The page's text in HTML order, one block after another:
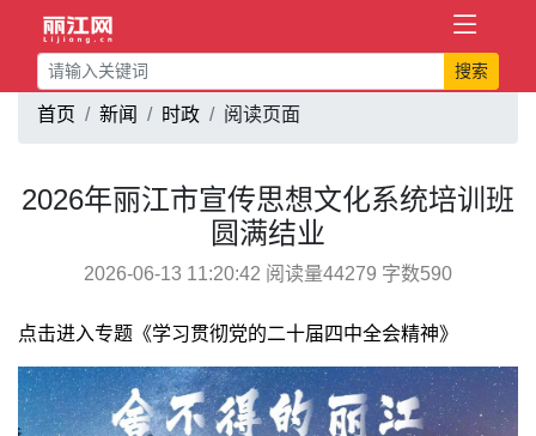
搜索
首页 新闻 时政 阅读页面
2026年丽江市宣传思想文化系统培训班
圆满结业
2026-06-13 11:20:42 阅读量44279 字数590
点击进入专题《学习贯彻党的二十届四中全会精神》